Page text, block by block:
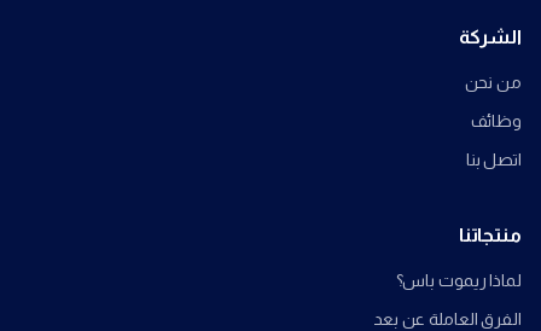
الشركة
من نحن
وظائف
اتصل بنا
منتجاتنا
لماذا ريموت باس؟
الفرق العاملة عن بعد